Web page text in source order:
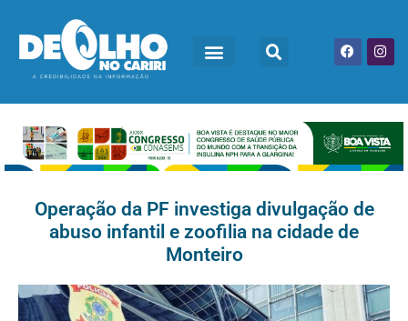
Operação da PF investiga divulgação de
abuso infantil e zoofilia na cidade de
Monteiro